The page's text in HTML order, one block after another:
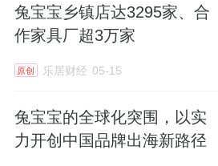
兔宝宝乡镇店达3295家、合
作家具厂超3万家
原创 乐居财经 05-15
兔宝宝的全球化突围，以实
力开创中国品牌出海新路径